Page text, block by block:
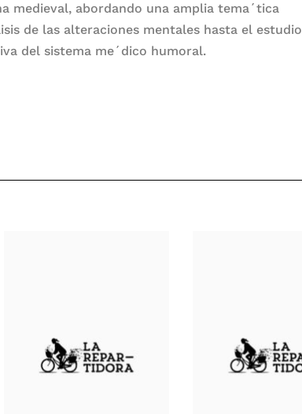
medieval, abordando una amplia tema´tica
de las alteraciones mentales hasta el estudio
del sistema me´dico humoral.